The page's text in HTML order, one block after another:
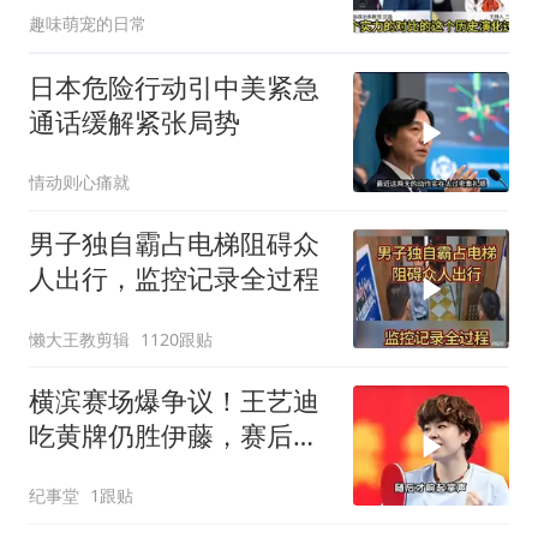
趣味萌宠的日常
日本危险行动引中美紧急
通话缓解紧张局势
情动则心痛就
男子独自霸占电梯阻碍众
人出行，监控记录全过程
懒大王教剪辑 1120跟贴
横滨赛场爆争议！王艺迪
吃黄牌仍胜伊藤，赛后一
纪事堂 1跟贴